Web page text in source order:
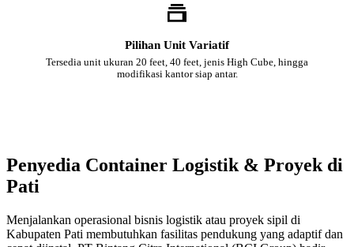
Pilihan Unit Variatif
Tersedia unit ukuran 20 feet, 40 feet, jenis High Cube, hingga
modifikasi kantor siap antar.
Penyedia Container Logistik & Proyek di
Pati
Menjalankan operasional bisnis logistik atau proyek sipil di
Kabupaten Pati membutuhkan fasilitas pendukung yang adaptif dan